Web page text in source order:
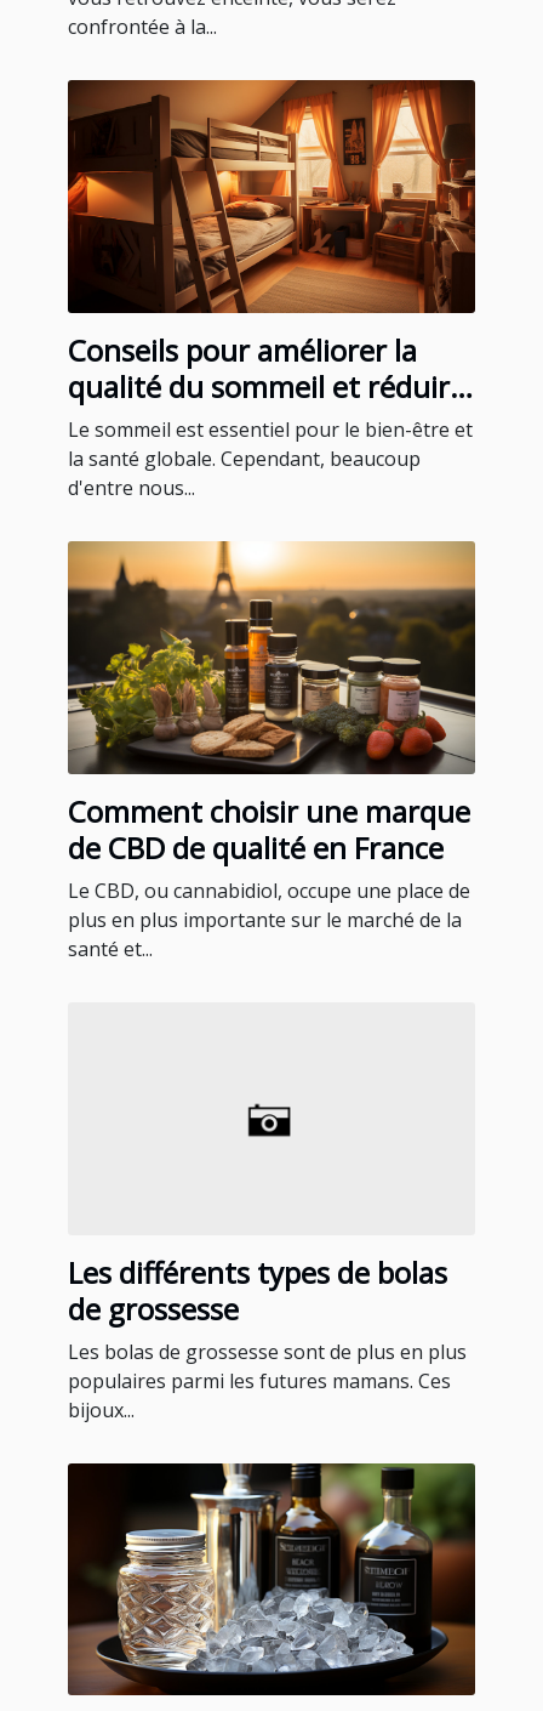
confrontée à la...
Conseils pour améliorer la
qualité du sommeil et réduire
le ronflement
Le sommeil est essentiel pour le bien-être et
la santé globale. Cependant, beaucoup
d'entre nous...
Comment choisir une marque
de CBD de qualité en France
Le CBD, ou cannabidiol, occupe une place de
plus en plus importante sur le marché de la
santé et...
Les différents types de bolas
de grossesse
Les bolas de grossesse sont de plus en plus
populaires parmi les futures mamans. Ces
bijoux...